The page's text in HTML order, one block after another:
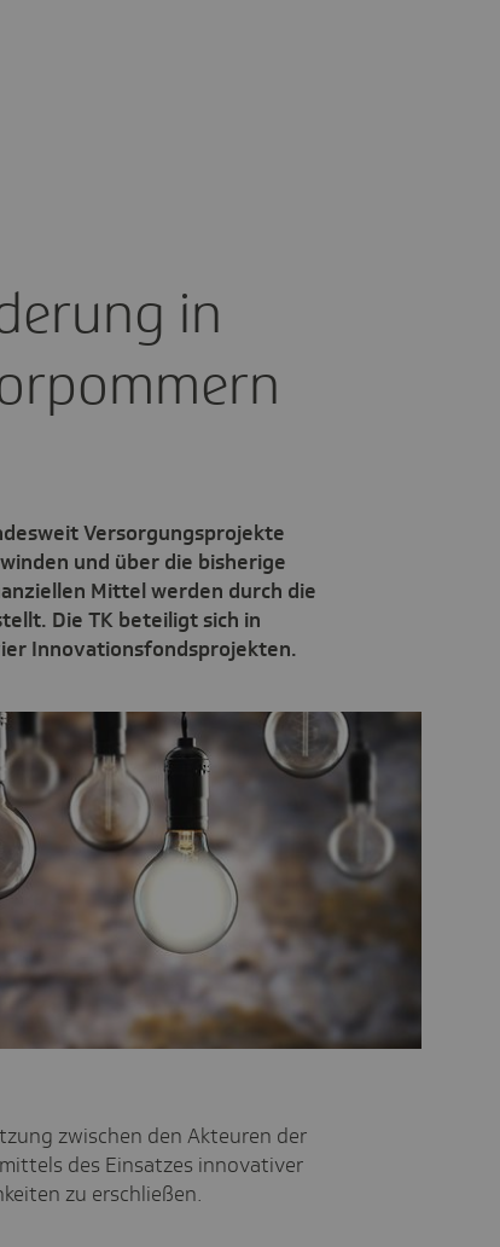
in
Versorgungsprojekte
und über die bisherige
Mittel werden durch die
Die TK beteiligt sich in
Innovationsfondsprojekten.
zwischen den Akteuren der
des Einsatzes innovativer
zu erschließen.